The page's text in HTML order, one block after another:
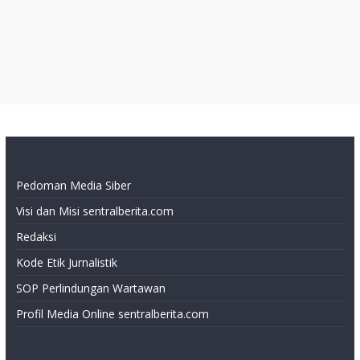
Pedoman Media Siber
Visi dan Misi sentralberita.com
Redaksi
Kode Etik Jurnalistik
SOP Perlindungan Wartawan
Profil Media Online sentralberita.com